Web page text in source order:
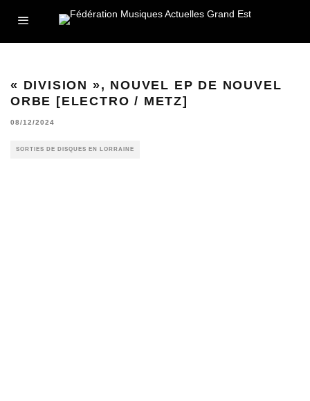
« DIVISION », NOUVEL EP DE NOUVEL
ORBE [ELECTRO / METZ]
08/12/2024
SORTIES DE DISQUES EN LORRAINE